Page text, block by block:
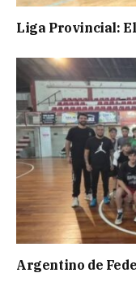
Liga Provincial:
Argentino de